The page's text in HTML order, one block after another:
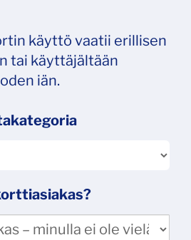
käyttö vaatii erillisen
tai käyttäjältään
iän.